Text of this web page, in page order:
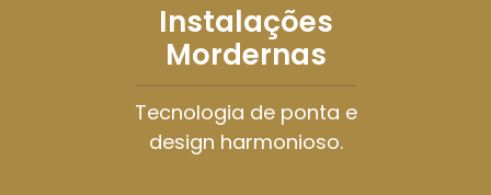
Instalações
Mordernas
Tecnologia de ponta e
design harmonioso.